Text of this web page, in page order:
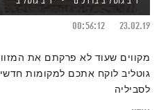
23.02.19
00:56:12
מקווים שעוד לא פרקתם את
גוטליב לוקח אתכם למקומות
לסביליה